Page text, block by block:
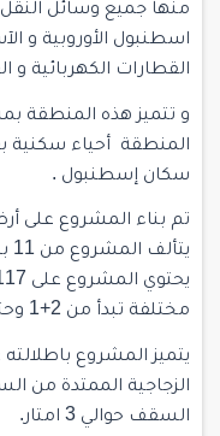
منها جميع وسائل
اسطنبول الأوروبية و
القطارات الكهربائية و
و تتميز هذه المنطقة
المنطقة أحياء سكنية
سكان إسطنبول .
مختلفة تبدأ من 2+1 وحتى 5+1.
يتميز المشروع
الزجاجية الممتدة من
السقف حوالي 3 امتار.